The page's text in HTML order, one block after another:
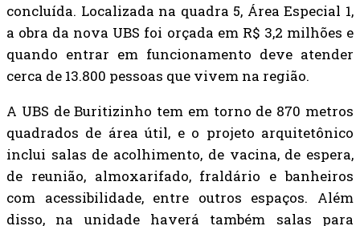
concluída. Localizada na quadra 5, Área Especial 1,
a obra da nova UBS foi orçada em R$ 3,2 milhões e
quando entrar em funcionamento deve atender
cerca de 13.800 pessoas que vivem na região.
A UBS de Buritizinho tem em torno de 870 metros
quadrados de área útil, e o projeto arquitetônico
inclui salas de acolhimento, de vacina, de espera,
de reunião, almoxarifado, fraldário e banheiros
com acessibilidade, entre outros espaços. Além
disso, na unidade haverá também salas para